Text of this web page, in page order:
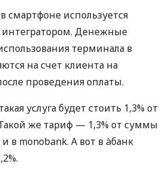
смартфоне используется
интегратором. Денежные
терминала в
на счет клиента на
проведения оплаты.
услуга будет стоить 1,3% от
же тариф — 1,3% от суммы
в monobank. А вот в àбанк